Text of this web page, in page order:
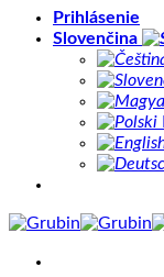
Prihlásenie
Slovenčina